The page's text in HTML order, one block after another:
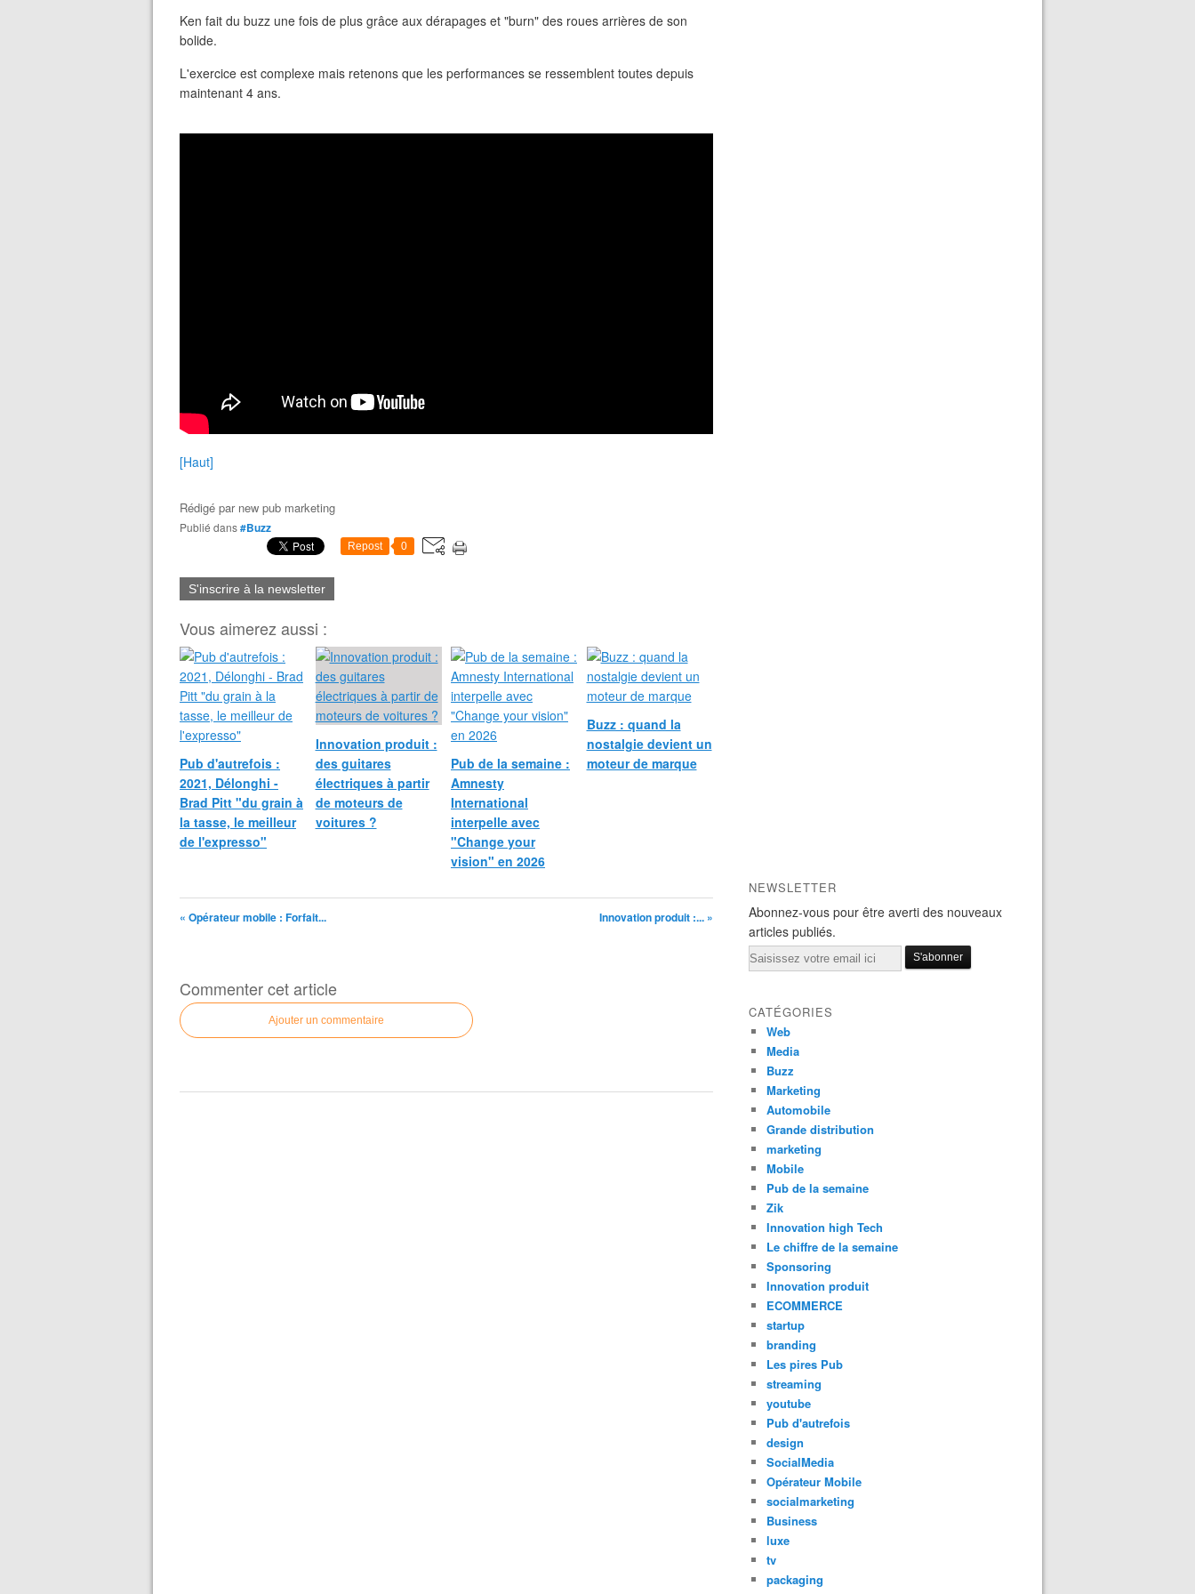
Ken fait du buzz une fois de plus grâce aux dérapages et "burn" des roues arrières de son
bolide.
L'exercice est complexe mais retenons que les performances se ressemblent toutes depuis
maintenant 4 ans.
[Haut]
Rédigé par new pub marketing
Publié dans#Buzz
Repost 0
S'inscrire à la newsletter
Vous aimerez aussi :
Pub d'autrefois :
2021, Délonghi -
Brad Pitt "du grain à
la tasse, le meilleur
de l'expresso"
Innovation produit :
des guitares
électriques à partir
de moteurs de
voitures ?
Pub de la semaine :
Amnesty
International
interpelle avec
"Change your
vision" en 2026
Buzz : quand la
nostalgie devient un
moteur de marque
« Opérateur mobile : Forfait... Innovation produit :... »
Commenter cet article
Ajouter un commentaire
NEWSLETTER
Abonnez-vous pour être averti des nouveaux
articles publiés.
Email
CATÉGORIES
Web
Media
Buzz
Marketing
Automobile
Grande distribution
marketing
Mobile
Pub de la semaine
Zik
Innovation high Tech
Le chiffre de la semaine
Sponsoring
Innovation produit
ECOMMERCE
startup
branding
Les pires Pub
streaming
youtube
Pub d'autrefois
design
SocialMedia
Opérateur Mobile
socialmarketing
Business
luxe
tv
packaging